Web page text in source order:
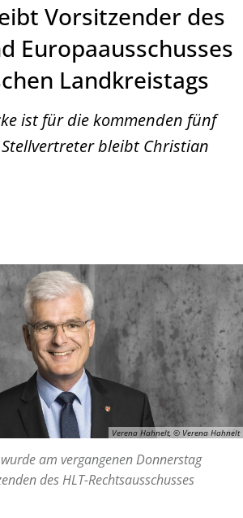
Vorsitzender des
Europaausschusses
Landkreistags
ist für die kommenden fünf
Stellvertreter bleibt Christian
Verena Hahnelt, © Verena Hahnelt
am vergangenen Donnerstag
des HLT-Rechtsausschusses